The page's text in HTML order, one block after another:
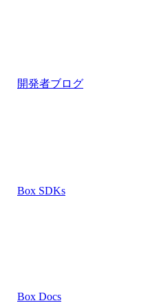
開発者ブログ
Box SDKs
Box Docs